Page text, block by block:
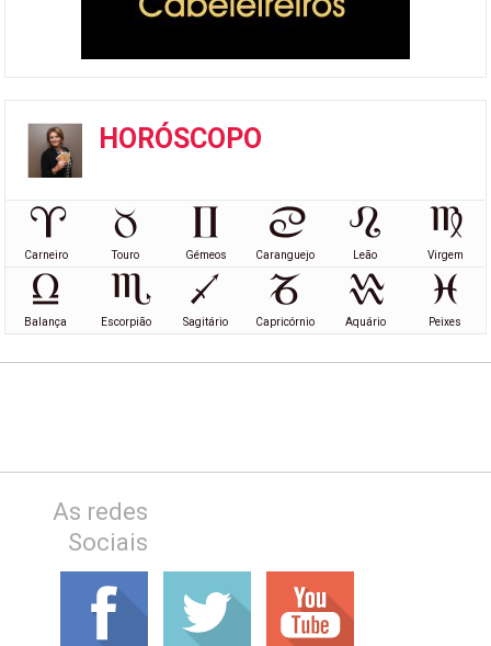
HORÓSCOPO
Carneiro Touro Gémeos Caranguejo Leão Virgem
Balança Escorpião Sagitário Capricórnio Aquário Peixes
As redes
Sociais